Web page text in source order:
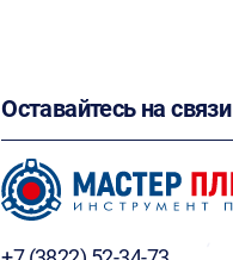
Оставайтесь на связи